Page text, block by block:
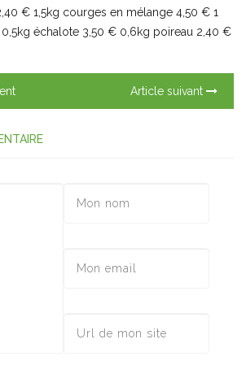
€ 1,5kg courges en mélange 4,50 € 1
échalote 3,50 € 0,6kg poireau 2,40 €
Article suivant